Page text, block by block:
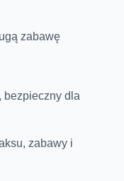
zabawę
bezpieczny dla
zabawy i